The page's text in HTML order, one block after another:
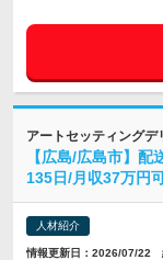
アートセッティングデ
【広島/広島市】
135日/月収37万円
人材紹介
情報更新日：2026/07/22